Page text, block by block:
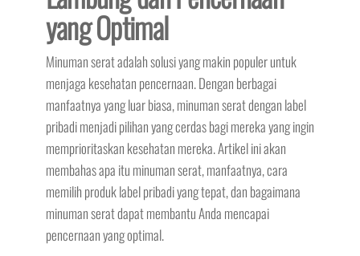
yang Optimal
Minuman serat adalah solusi yang makin populer untuk
menjaga kesehatan pencernaan. Dengan berbagai
manfaatnya yang luar biasa, minuman serat dengan label
pribadi menjadi pilihan yang cerdas bagi mereka yang ingin
memprioritaskan kesehatan mereka. Artikel ini akan
membahas apa itu minuman serat, manfaatnya, cara
memilih produk label pribadi yang tepat, dan bagaimana
minuman serat dapat membantu Anda mencapai
pencernaan yang optimal.